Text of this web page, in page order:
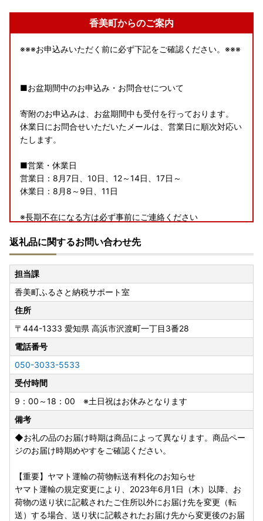
香美町からのご案内
※※※お申込みいただく前に必ず下記をご確認ください。※※※
■お盆期間中のお申込み・お問合せについて
寄附のお申込みは、お盆期間中も受付を行っております。
休業日にお問合せいただいたメールは、営業日に順次対応い
たします。
■営業・休業日
営業日：8月7日、10日、12～14日、17日～
休業日：8月8～9日、11日
※長期不在になる方は必ず事前にご連絡ください
■返礼品の発送について
返礼品のお届け時期は商品によって異なります。商品ページ
のお届け時期の目安をご確認ください。
季節限定の返礼品は、漁や収穫の状況により、発送時期が目
安よりも大きくずれ込む場合がございますので、ご理解いた
だきますようお願いいたします。
◇返礼品をお受け取りいただけないご不在期間等がございま
したら、備考欄にご入力いただくか、お問い合わせ先までご
連絡ください。
ただし、お届け時期の指定等のご要望につきましては対応い
たしかねますのであらかじめご了承ください。
◇申込後（発送前）
返礼品の発送時に、ご登録のメールアドレス宛てにお届け伝
票番号が記載された「ふるさと納税返礼品発送完了のお知ら
せ」メールをお送りしております。
寄附者様のご都合により返礼品が発送元事業者へ返品された
きますようお願いいたします。
※クール便の保管期間は3日間となります。
また、返礼品のお届け先変更をご希望の方は、下記のお問い
返礼品に関するお問い合わせ先
担当課
香美町ふるさと納税サポート室
住所
〒444-1333 愛知県 高浜市沢渡町一丁目3番28
電話番号
050-3033-5533
受付時間
9：00～18：00 ※土日祝はお休みとなります
備考
◆お礼の品のお届け時期は商品によって異なります。商品ペー
ジのお届け時期めやすをご確認ください。
【重要】ヤマト運輸の荷物転送有料化のお知らせ
ヤマト運輸の規定変更により、2023年6月1日（木）以降、お
荷物の送り状に記載されたご住所以外にお届け先を変更（転
送）する場合、送り状に記載されたお届け先から変更後のお届